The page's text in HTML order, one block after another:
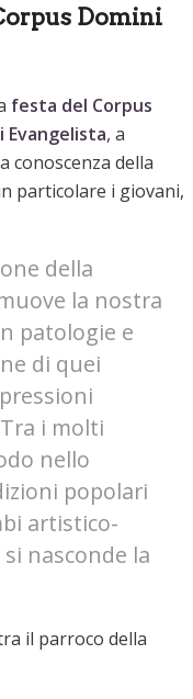
Domini
festa del Corpus
Evangelista, a
conoscenza della
particolare i giovani,
della
la nostra
patologie e
di quei
i molti
nello
popolari
artistico-
nasconde la
il parroco della